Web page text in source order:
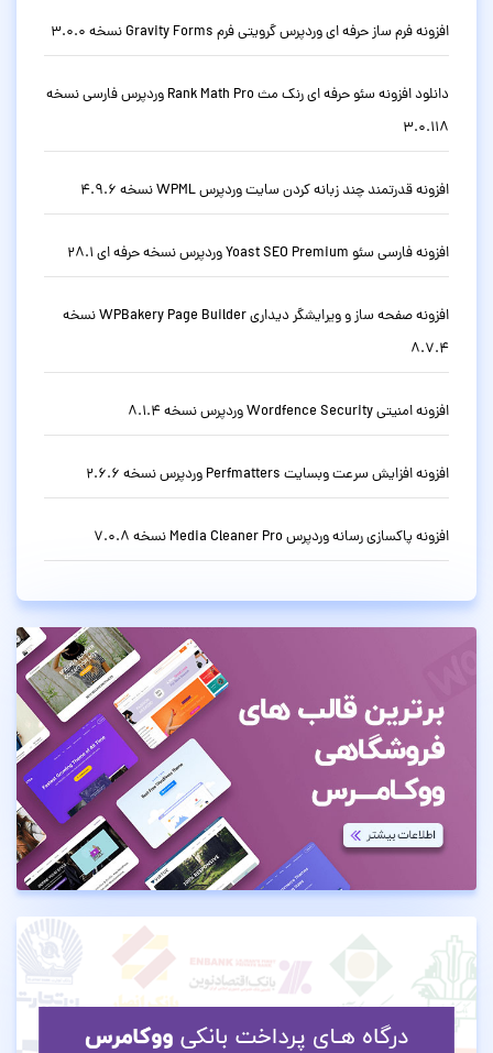
افزونه فرم ساز حرفه ای وردپرس گرویتی فرم Gravity Forms نسخه 3.0.0
دانلود افزونه سئو حرفه ای رنک مث Rank Math Pro وردپرس فارسی نسخه
3.0.118
افزونه قدرتمند چند زبانه کردن سایت وردپرس WPML نسخه 4.9.6
افزونه فارسی سئو Yoast SEO Premium وردپرس نسخه حرفه ای 28.1
افزونه صفحه ساز و ویرایشگر دیداری WPBakery Page Builder نسخه
8.7.4
افزونه امنیتی Wordfence Security وردپرس نسخه 8.1.4
افزونه افزایش سرعت وبسایت Perfmatters وردپرس نسخه 2.6.6
افزونه پاکسازی رسانه وردپرس Media Cleaner Pro نسخه 7.0.8